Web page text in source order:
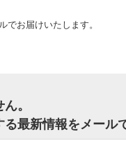
でお届けいたします。
。
最新情報をメール